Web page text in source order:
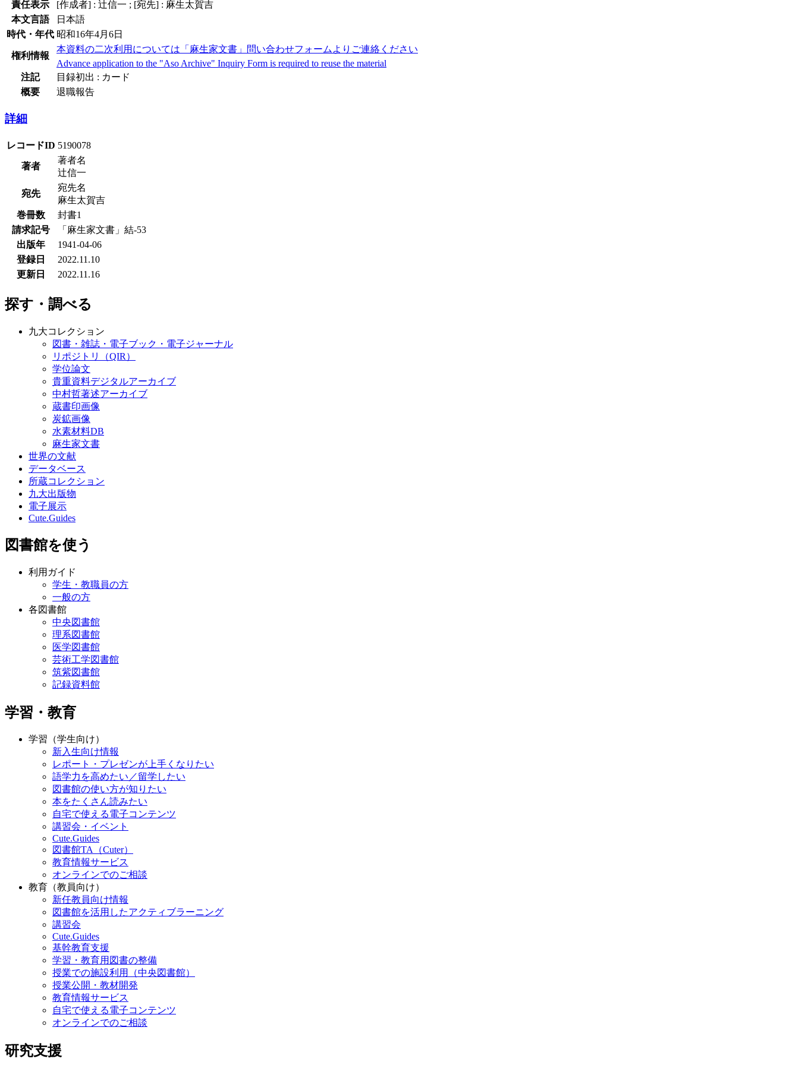
責任表示
[作成者] : 辻信一 ; [宛先] : 麻生太賀吉
本文言語
日本語
時代・年代 昭和16年4月6日
権利情報
本資料の二次利用については「麻生家文書」問い合わせフォームよりご連絡ください
Advance application to the "Aso Archive" Inquiry Form is required to reuse the material
注記
目録初出 : カード
概要
退職報告
詳細
レコードID 5190078
著者
著者名
辻信一
宛先
宛先名
麻生太賀吉
巻冊数
封書1
請求記号
「麻生家文書」結-53
出版年
1941-04-06
登録日
2022.11.10
更新日
2022.11.16
探す・調べる
九大コレクション
図書・雑誌・電子ブック・電子ジャーナル
リポジトリ（QIR）
学位論文
貴重資料デジタルアーカイブ
中村哲著述アーカイブ
蔵書印画像
炭鉱画像
水素材料DB
麻生家文書
世界の文献
データベース
所蔵コレクション
九大出版物
電子展示
Cute.Guides
図書館を使う
利用ガイド
学生・教職員の方
一般の方
各図書館
中央図書館
理系図書館
医学図書館
芸術工学図書館
筑紫図書館
記録資料館
学習・教育
学習（学生向け）
新入生向け情報
レポート・プレゼンが上手くなりたい
語学力を高めたい／留学したい
図書館の使い方が知りたい
本をたくさん読みたい
自宅で使える電子コンテンツ
講習会・イベント
Cute.Guides
図書館TA（Cuter）
教育情報サービス
オンラインでのご相談
教育（教員向け）
新任教員向け情報
図書館を活用したアクティブラーニング
講習会
Cute.Guides
基幹教育支援
学習・教育用図書の整備
授業での施設利用（中央図書館）
授業公開・教材開発
教育情報サービス
自宅で使える電子コンテンツ
オンラインでのご相談
研究支援